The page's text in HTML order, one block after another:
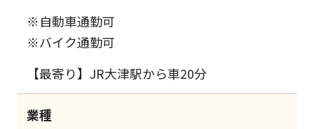
※自動車通勤可
※バイク通勤可
【最寄り】JR大津駅から車20分
業種